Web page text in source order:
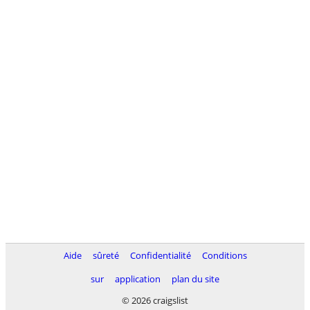
Aide sûreté Confidentialité
Conditions
sur
application
plan du site
© 2026 craigslist